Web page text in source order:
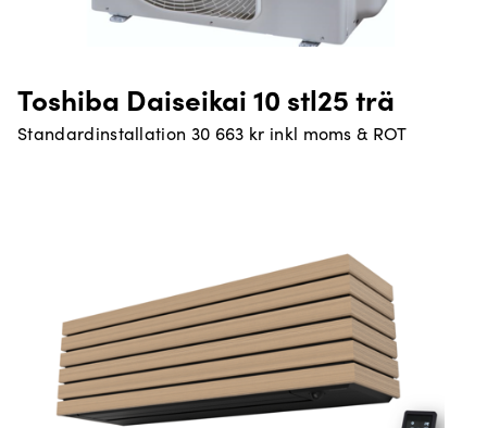
Toshiba Daiseikai 10 stl25 trä
Standardinstallation 30 663 kr inkl moms & ROT